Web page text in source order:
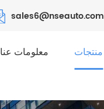
sales6@nseauto.com
معلومات عنا منتجات